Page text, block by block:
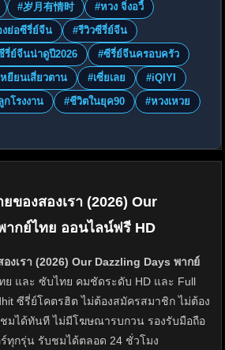
#岁月有情时
#หวง จิ่งอวี้
งย่อซีรี่ย์จีน
#รีวิวซีรี่ย์จีน
รี่ย์จีนน่าดูปี2026
#ซีรี่ย์จีนครอบครัว
หยียนเสี่ยวตาน #เซี่ยเลย
#iQIYI
โรงงาน #ชีวิตในยุค90
#หวงเหวย
ของสองเรา (2026) Our
ากย์ไทย ออนไลน์ฟรี HD
งเรา (2026) Our Dazzling Days พากย์
ย และ ซับไทย คมชัดระดับ HD และ Full
ซีรี่ย์โคตรฮิต ไม่ต้องสมัครสมาชิก ไม่ต้อง
มได้ทันที ไม่มีโฆษณารบกวน รองรับมือถือ
ทุกรุ่น รับชมได้ตลอด 24 ชั่วโมง